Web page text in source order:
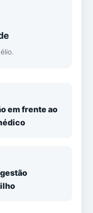
em frente ao